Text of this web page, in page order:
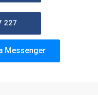
227
Messenger